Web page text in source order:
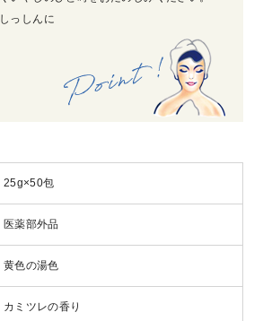
っしんに
25g×50包
医薬部外品
黄色の湯色
カミツレの香り